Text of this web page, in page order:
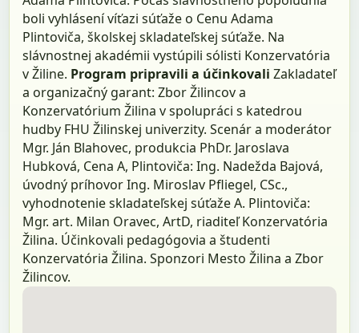
boli vyhlásení víťazi súťaže o Cenu Adama
Plintoviča, školskej skladateľskej súťaže. Na
slávnostnej akadémii vystúpili sólisti Konzervatória
v Žiline. Program pripravili a účinkovaliZakladateľ
a organizačný garant: Zbor Žilincov a
Konzervatórium Žilina v spolupráci s katedrou
hudby FHU Žilinskej univerzity. Scenár a moderátor
Mgr. Ján Blahovec, produkcia PhDr. Jaroslava
Hubková, Cena A, Plintoviča: Ing. Nadežda Bajová,
úvodný príhovor Ing. Miroslav Pfliegel, CSc.,
vyhodnotenie skladateľskej súťaže A. Plintoviča:
Mgr. art. Milan Oravec, ArtD, riaditeľ Konzervatória
Žilina. Účinkovali pedagógovia a študenti
Konzervatória Žilina. Sponzori Mesto Žilina a Zbor
Žilincov.